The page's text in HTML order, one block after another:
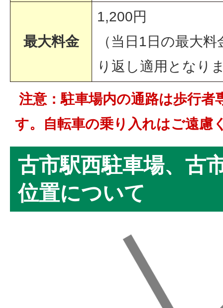
最大料金
1,200円
（当日1日の最大
り返し適用となり
注意：駐車場内の通路は歩行者
す。自転車の乗り入れはご遠慮
古市駅西駐車場、古
位置について